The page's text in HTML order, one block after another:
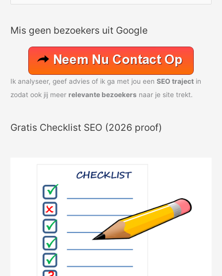
o
k
r
:
Mis geen bezoekers uit Google
Ik analyseer, geef advies of ik ga met jou eenSEO traject in
zodat ook jij meer relevante bezoekers naar je site trekt.
Gratis Checklist SEO (2026 proof)